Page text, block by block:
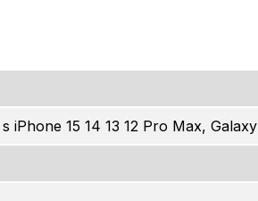
iPhone 15 14 13 12 Pro Max, Galaxy